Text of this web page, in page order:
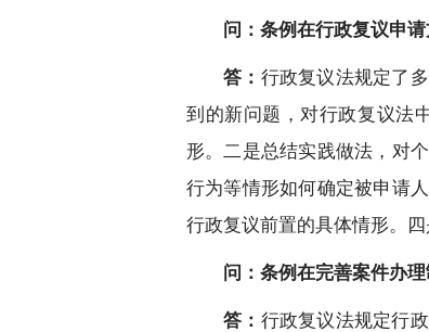
问：条例在行政复议申
答： 行政复议法规定了
到的新问题，对行政复议法
形。二是总结实践做法，对
行为等情形如何确定被申请
行政复议前置的具体情形。
问：条例在完善案件办
答： 行政复议法规定行